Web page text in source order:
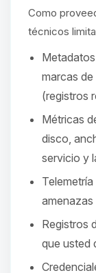
Como
técnicos
marcas
(registros
Métricas
disco,
servicio y
Registros
que usted